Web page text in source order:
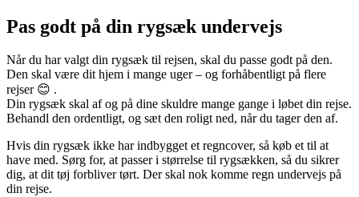
Pas godt på din rygsæk undervejs
Når du har valgt din rygsæk til rejsen, skal du passe godt på den.
Den skal være dit hjem i mange uger – og forhåbentligt på flere
rejser 😊 .
Din rygsæk skal af og på dine skuldre mange gange i løbet din rejse.
Behandl den ordentligt, og sæt den roligt ned, når du tager den af.
Hvis din rygsæk ikke har indbygget et regncover, så køb et til at
have med. Sørg for, at passer i størrelse til rygsækken, så du sikrer
dig, at dit tøj forbliver tørt. Der skal nok komme regn undervejs på
din rejse.